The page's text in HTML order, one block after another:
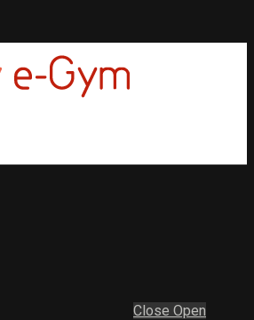
Close Open